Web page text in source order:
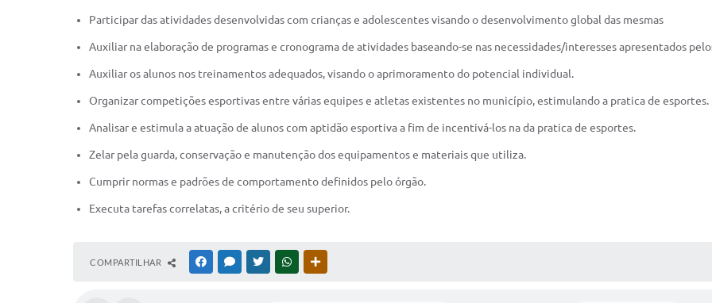
Participar das atividades desenvolvidas com crianças e adolescentes visando o desenvolvimento global das mesmas
Auxiliar na elaboração de programas e cronograma de atividades baseando-se nas necessidades/interesses apresentados
Auxiliar os alunos nos treinamentos adequados, visando o aprimoramento do potencial individual.
Organizar competições esportivas entre várias equipes e atletas existentes no município, estimulando a pratica de esportes.
Analisar e estimula a atuação de alunos com aptidão esportiva a fim de incentivá-los na da pratica de esportes.
Zelar pela guarda, conservação e manutenção dos equipamentos e materiais que utiliza.
Cumprir normas e padrões de comportamento definidos pelo órgão.
Executa tarefas correlatas, a critério de seu superior.
COMPARTILHAR FACEBOOKMESSENGER
TWITTERWHATSAPP